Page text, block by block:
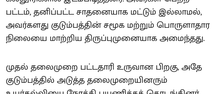
பட்டம், தனிப்பட்ட சாதனையாக மட்டும் இல்லாமல்,
அவர்களது குடும்பத்தின் சமூக மற்றும் பொருளாதார
நிலையை மாற்றிய திருப்புமுனையாக அமைந்தது.
முதல் தலைமுறை பட்டதாரி உருவான பிறகு, அதே
குடும்பத்தில் அடுத்த தலைமுறையினரும்